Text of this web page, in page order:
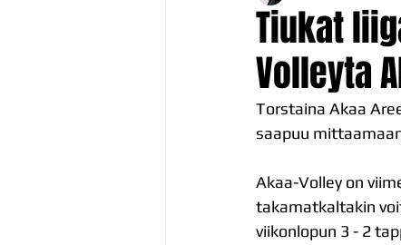
Tiukat
Volleyta
Torstaina Akaa
saapuu
Akaa-Volley on
takamatkaltakin
viikonlopun 3 - 2